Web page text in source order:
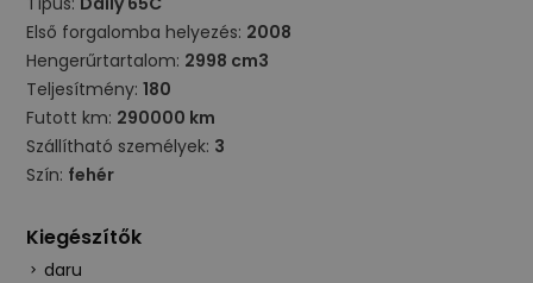
Első forgalomba helyezés: 2008
Hengerűrtartalom: 2998 cm3
Teljesítmény:180
Futott km: 290000 km
Szállítható személyek: 3
Szín: fehér
Kiegészítők
daru